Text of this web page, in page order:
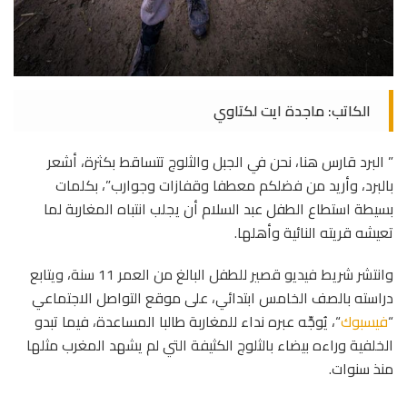
الكاتب: ماجدة ايت لكتاوي
” البرد قارس هنا، نحن في الجبل والثلوج تتساقط بكثرة، أشعر
بالبرد، وأريد من فضلكم معطفا وقفازات وجوارب”، بكلمات
بسيطة استطاع الطفل عبد السلام أن يجلب انتباه المغاربة لما
تعيشه قريته النائية وأهلها.
وانتشر شريط فيديو قصير للطفل البالغ من العمر 11 سنة، ويتابع
دراسته بالصف الخامس ابتدائي، على موقع التواصل الاجتماعي
“فيسبوك“، يُوجِّه عبره نداء للمغاربة طالبا المساعدة، فيما تبدو
الخلفية وراءه بيضاء بالثلوج الكثيفة التي لم يشهد المغرب مثلها
منذ سنوات.